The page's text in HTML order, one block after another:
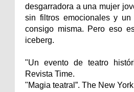
desgarradora a una mujer
sin filtros emocionales y un
consigo misma. Pero eso
iceberg.
"Un evento de teatro
Revista Time.
"Magia teatral”. The New